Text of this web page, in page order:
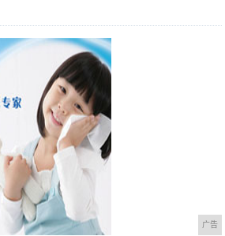
广告